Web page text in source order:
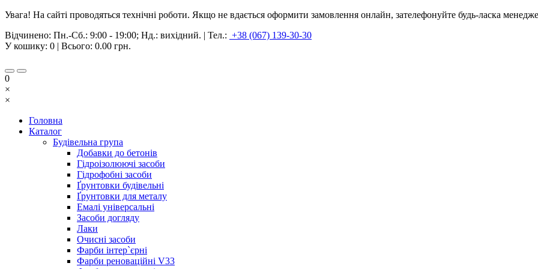
Увага! На сайті проводяться технічні роботи. Якщо не вдається оформити замовлення онлайн, зателефонуйте будь-ласка
Відчинено: Пн.-Сб.: 9:00 - 19:00; Нд.: вихідний. | Тел.: +38 (067) 139-30-30
У кошику: 0 | Всього: 0.00 грн.
0
×
×
Головна
Каталог
Будівельна група
Добавки до бетонів
Гідроізолюючі засоби
Гідрофобні засоби
Ґрунтовки будівельні
Ґрунтовки для металу
Емалі універсальні
Засоби догляду
Лаки
Очисні засоби
Фарби інтер`єрні
Фарби реноваційні V33